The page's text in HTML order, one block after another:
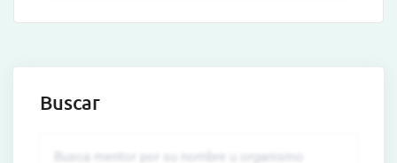
Buscar